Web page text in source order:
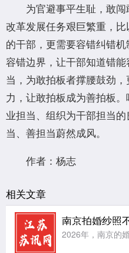
为官避事平生耻，敢
改革发展任务艰巨繁重，
的干部，更需要容错纠错
容错边界，让干部知道错
当，为敢拍板者撑腰鼓劲
力，让敢拍板成为善拍板
业担当、组织为干部担当
当、善担当蔚然成风。
作者：杨志
相关文章